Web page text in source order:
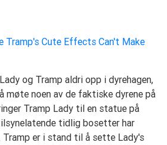
Tramp's Cute Effects Can't Make
og Tramp aldri opp i dyrehagen,
møte noen av de faktiske dyrene på
Tramp Lady til en statue på
tidlig bosetter har
Tramp er i stand til å sette Lady's